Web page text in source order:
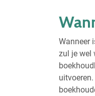
Wanneer
zul je wel